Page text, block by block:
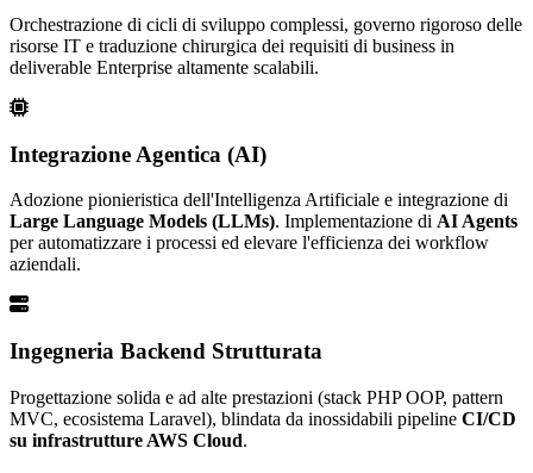
Orchestrazione di cicli di sviluppo complessi, governo rigoroso delle
risorse IT e traduzione chirurgica dei requisiti di business in
deliverable Enterprise altamente scalabili.
Integrazione Agentica (AI)
Adozione pionieristica dell'Intelligenza Artificiale e integrazione di
Large Language Models (LLMs). Implementazione di AI Agents
per automatizzare i processi ed elevare l'efficienza dei workflow
aziendali.
Ingegneria Backend Strutturata
Progettazione solida e ad alte prestazioni (stack PHP OOP, pattern
MVC, ecosistema Laravel), blindata da inossidabili pipeline CI/CD
su infrastrutture AWS Cloud.